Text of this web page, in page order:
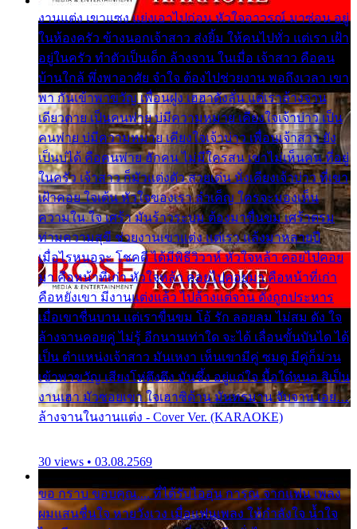
งานแต่ง เขาแซง แย่งเอาไปก่อน หัวใจอาวรณ์ มาซ่อน อยู่
ในห้องครัว ข้างนอกเจ้าสาว ส่งยิ้ม ให้คนไปทั่ว แต่เรา เฝ้า
อยู่ในครัว ทำตัวเป็นเด็ก ล้างจาน ในเมื่อ เจ้าสาว คือคน
บ้านใกล้ พึ่งพาอาศัย จำใจ ต้องไปช่วยงาน พอถึงเวลา เขา
พา กันเข้าพาขวัญ เพื่อนฝูง เฮฮาดังลั่น แต่เราล้างจาน
เดียวดาย เป็นคนพ่าย บ่มีความหมาย เคียงใจเจ้าบ่าว เป็น
คนพ่าย บ่มีความหมาย เคียงใจเจ้าบ่าว เพื่อนเจ้าสาว ยัง
เป็นบ่ได้ คือคนพ่าย ฮักคน ไม่มีใครสน เขาไม่เห็นคน ที่อยู่
ในครัว เจ้าสาว ก็มัวแต่งตัว สวยเด่น นั่งเคียงเจ้าบ่าว ที่เขา
เฝ้าคอย ใจเต้น หัวใจของเรา ลำเค็ญ ใครจะมองเห็น
ความใน ใจ เศร้า มันร้าวระบม ต้องมาขื่นขม เศร้าตรม
ท่ามความสุขี ช่วยงานเขาแต่ง แต่เรา แล้งมาหลายปี
เมื่อไรหนอจะ โชคดี ได้มีพิธีวิวาห์ หัวใจหล้า คอยไปคอย
มา คือหน้าที่เก่า หัวใจหล้า คอยไปคอยมา คือหน้าที่เก่า
คือหยังเขา มีงานแต่งแล้ว ไปล้างแต่จาน ดั่งถูกประหาร
เมื่อเขาชื่นบาน แต่เราขื่นขม โอ้ รัก ลอยลม ไม่สม ดัง ใจ
ล้างจานคอยคู่ ไม่รู้ อีกนานเท่าใด จะได้ เลื่อนขั้นบันได ได้
เป็น ตำแหน่งเจ้าสาว มันเหงา เห็นเขามีคู่ ซมดู มีคู่ก็ม่วน
เข้าพาขวัญ เสียงโห่ตึงตึง มันซึ้ง อยู่แก่ใจ มื้อใด๋หนอ สิเป็น
งานเฮา มัวซอยเขา ใจเฮาซิด้าน มันทรมาน จับจาน เอย…
ล้างจานในงานแต่ง - Cover Ver. (KARAOKE)
30 views • 03.08.2569
ขอ กราบ ขอบคุณ.... ที่ได้รับไออุ่น การุณ จากแฟน เพลง
ผมแสนชื่นใจ หายวังเวง เมื่อแฟนเพลง ให้กำลังใจ น้ำใจ